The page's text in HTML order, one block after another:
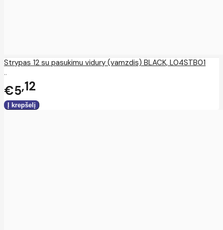
Strypas 12 su pasukimu vidury (vamzdis) BLACK, L04STB01
..
€5 12